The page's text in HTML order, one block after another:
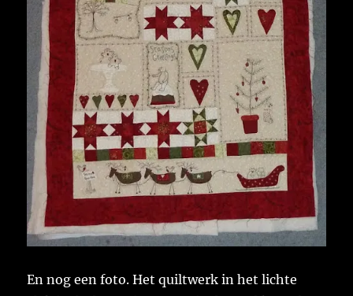
En nog een foto. Het quiltwerk in het lichte